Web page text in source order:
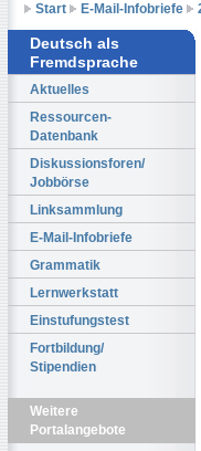
Start
E-Mail-Infobriefe
Deutsch als
Fremdsprache
Aktuelles
Ressourcen-
Datenbank
Diskussionsforen/
Jobbörse
Linksammlung
E-Mail-Infobriefe
Grammatik
Lernwerkstatt
Einstufungstest
Fortbildung/
Stipendien
Weitere
Portalangebote